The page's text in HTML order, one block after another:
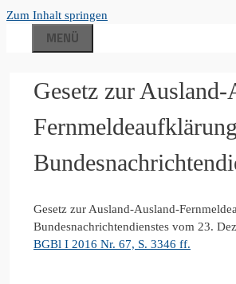
Zum Inhalt springen
MENÜ
Gesetz zur Ausland-
Gesetz zur Ausland-Ausland-
Bundesnachrichtendienstes vom 23.
BGBl I 2016 Nr. 67, S. 3346 ff.